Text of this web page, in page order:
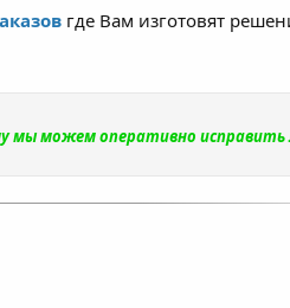
где Вам изготовят
мы можем оперативно